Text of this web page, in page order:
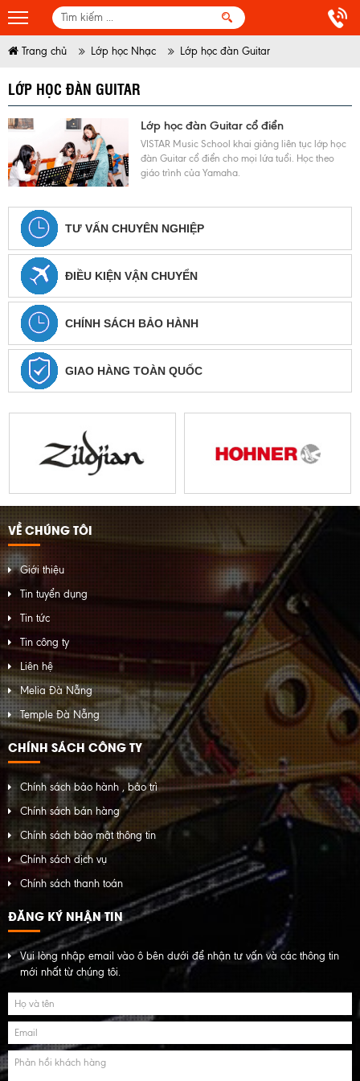
Trang chủ Lớp học Nhạc Lớp học đàn Guitar
LỚP HỌC ĐÀN GUITAR
Lớp học đàn Guitar cổ điển
VISTAR Music School khai giảng liên tục lớp học
đàn Guitar cổ điển cho mọi lứa tuổi. Học theo
giáo trình của Yamaha.
TƯ VẤN CHUYÊN NGHIỆP
ĐIỀU KIỆN VẬN CHUYỂN
CHÍNH SÁCH BẢO HÀNH
GIAO HÀNG TOÀN QUỐC
VỀ CHÚNG TÔI
Giới thiệu
Tin tuyển dụng
Tin tức
Tin công ty
Liên hệ
Melia Đà Nẵng
Temple Đà Nẵng
CHÍNH SÁCH CÔNG TY
Chính sách bảo hành , bảo trì
Chính sách bán hàng
Chính sách bảo mật thông tin
Chính sách dịch vụ
Chính sách thanh toán
ĐĂNG KÝ NHẬN TIN
Vui lòng nhập email vào ô bên dưới để nhận tư vấn và các thông tin
mới nhất từ chúng tôi.